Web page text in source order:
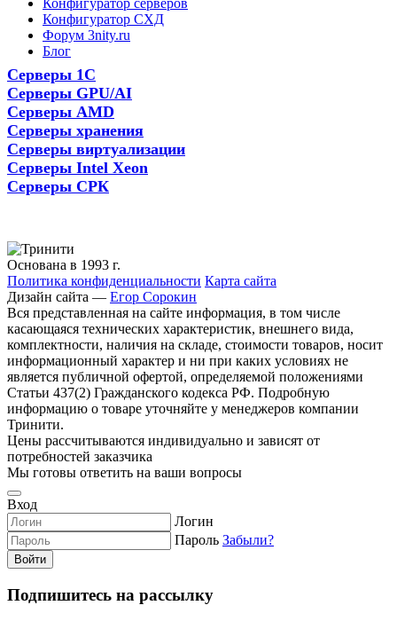
Конфигуратор СХД
Форум 3nity.ru
Блог
Серверы 1С
Серверы GPU/AI
Серверы AMD
Серверы хранения
Серверы виртуализации
Серверы Intel Xeon
Серверы СРК
Основана в 1993 г.
Политика конфиденциальности Карта сайта
Дизайн сайта — Егор Сорокин
Вся представленная на сайте информация, в том числе
касающаяся технических характеристик, внешнего вида,
комплектности, наличия на складе, стоимости товаров, носит
информационный характер и ни при каких условиях не
является публичной офертой, определяемой положениями
Статьи 437(2) Гражданского кодекса РФ. Подробную
информацию о товаре уточняйте у менеджеров компании
Тринити.
Цены рассчитываются индивидуально и зависят от
потребностей заказчика
Мы готовы ответить на ваши вопросы
Вход
Логин
Пароль Забыли?
Войти
Подпишитесь на рассылку